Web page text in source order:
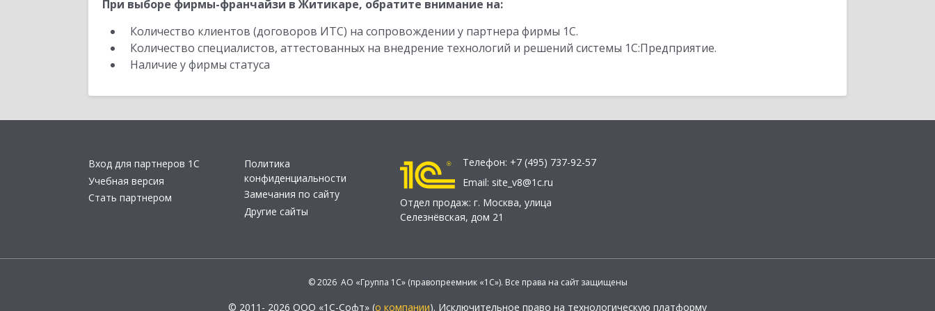
При выборе фирмы-франчайзи в Житикаре, обратите внимание на:
Количество клиентов (договоров ИТС) на сопровождении у партнера фирмы 1С.
Количество специалистов, аттестованных на внедрение технологий и решений системы 1С:Предприятие.
Наличие у фирмы статуса
Вход для партнеров 1С
Учебная версия
Стать партнером
Политика
конфиденциальности
Замечания по сайту
Другие сайты
Телефон: +7 (495) 737-92-57
Email: site_v8@1c.ru
Отдел продаж: г. Москва, улица
Селезнёвская, дом 21
© 2026 АО «Группа 1С» (правопреемник «1С»). Все права на сайт защищены
© 2011- 2026 ООО «1С-Софт» (о компании). Исключительное право на технологическую платформу